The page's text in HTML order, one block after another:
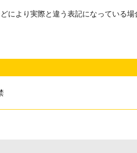
により実際と違う表記になっている